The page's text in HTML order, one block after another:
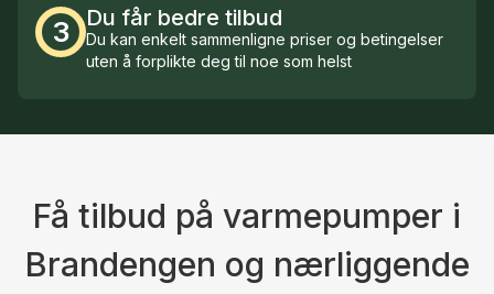
3 Du får bedre tilbud
Du kan enkelt sammenligne priser og betingelser
uten å forplikte deg til noe som helst
Få tilbud på varmepumper i
Brandengen og nærliggende